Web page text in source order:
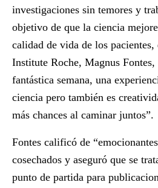
investigaciones sin temores y
objetivo de que la ciencia
calidad de vida de los
Institute Roche, Magnus
fantástica semana, una
ciencia pero también es
más chances al caminar juntos”.
Fontes calificó de
cosechados y aseguró que se
punto de partida para